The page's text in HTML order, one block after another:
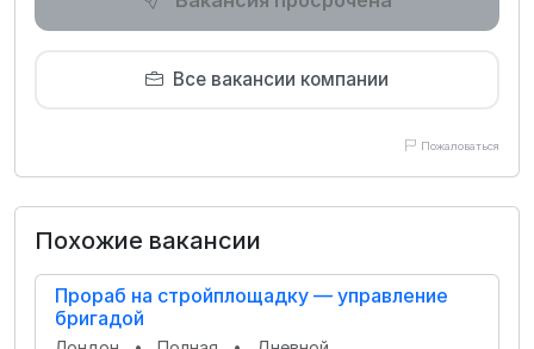
Все вакансии компании
Пожаловаться
Похожие вакансии
Прораб на стройплощадку — управление
бригадой